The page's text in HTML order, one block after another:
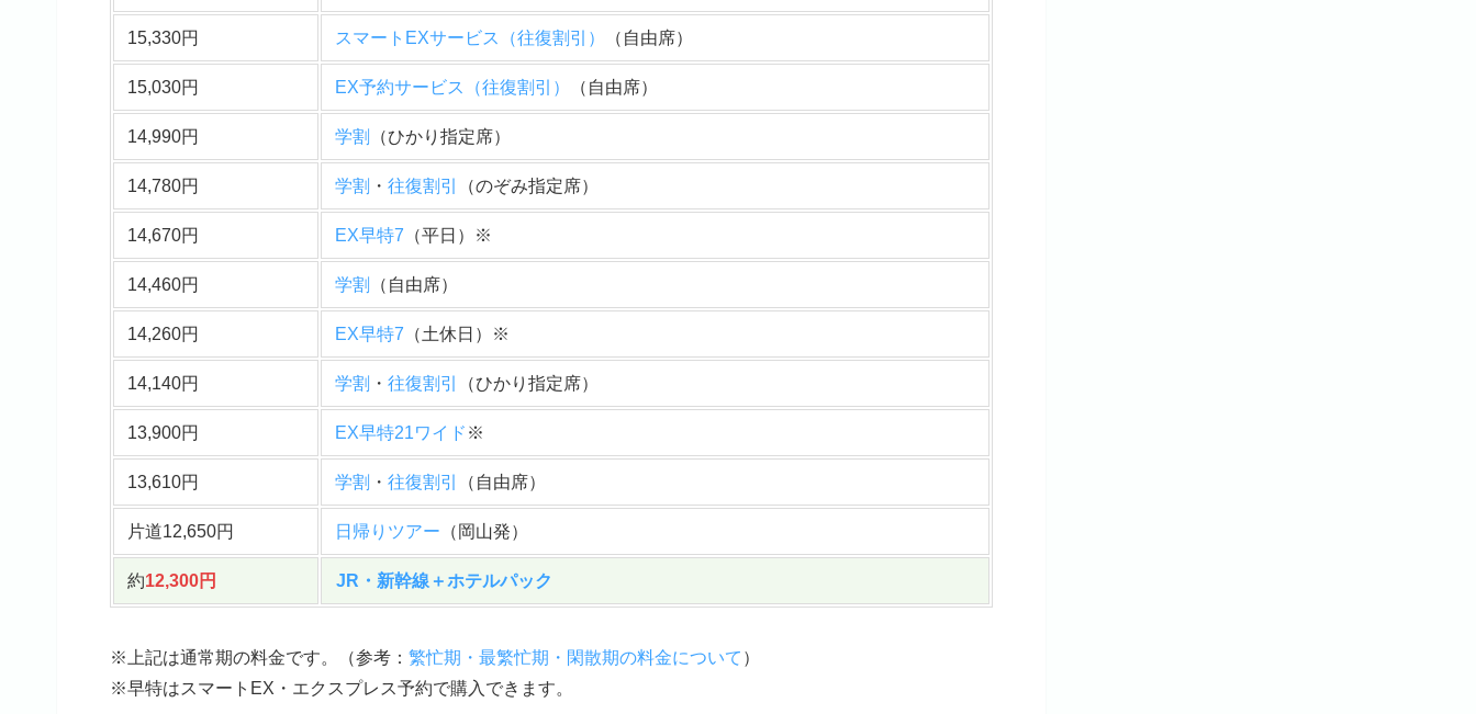
15,330円 スマートEXサービス（往復割引） （自由席）
15,030円 EX予約サービス（往復割引） （自由席）
14,990円 学割 （ひかり指定席）
14,780円 学割 ・ 往復割引 （のぞみ指定席）
14,670円 EX早特7 （平日）※
14,460円 学割 （自由席）
14,260円 EX早特7 （土休日）※
14,140円 学割 ・ 往復割引 （ひかり指定席）
13,900円 EX早特21ワイド ※
13,610円 学割 ・ 往復割引 （自由席）
片道12,650円 日帰りツアー （岡山発）
約12,300円 JR・新幹線＋ホテルパック
※上記は通常期の料金です。（参考 ： 繁忙期・最繁忙期・閑散期の料金について ）
※早特はスマートEX・エクスプレス予約で購入できます。